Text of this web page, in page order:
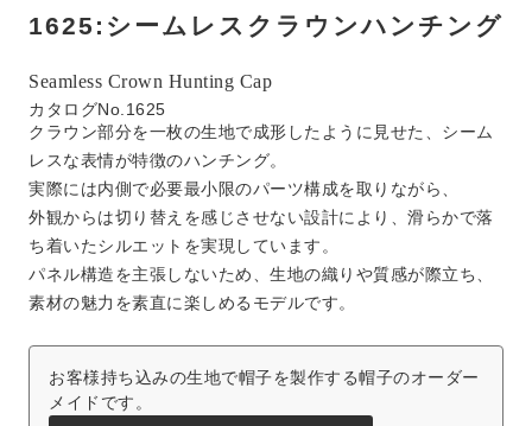
1625:シームレスクラウンハンチング
Seamless Crown Hunting Cap
カタログNo.1625
クラウン部分を一枚の生地で成形したように見せた、シーム
レスな表情が特徴のハンチング。
実際には内側で必要最小限のパーツ構成を取りながら、
外観からは切り替えを感じさせない設計により、滑らかで落
ち着いたシルエットを実現しています。
パネル構造を主張しないため、生地の織りや質感が際立ち、
素材の魅力を素直に楽しめるモデルです。
お客様持ち込みの生地で帽子を製作する帽子のオーダー
メイドです。